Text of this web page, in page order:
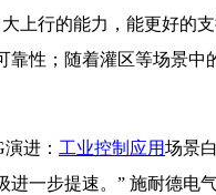
上行的能力，能更好的
性；随着灌区等场景中
进： 工业控制应用场景
一步提速。” 施耐德电